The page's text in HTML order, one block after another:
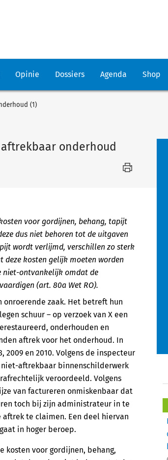
Opinie Dossiers Agenda Shop
(1)
onderhoud
voor gordijnen, behang, tapijt
dus niet behoren tot de uitgaven
wordt verlijmd, verschillen zo sterk
kosten gelijk moeten worden
niet-ontvankelijk omdat de
(art. 80a Wet RO).
onroerende zaak. Het betreft hun
schuur – op verzoek van X een
onderhouden en
aftrek voor het onderhoud. In
2009 en 2010. Volgens de inspecteur
aftrekbaar binnenschilderwerk
veroordeeld. Volgens
van factureren onmiskenbaar dat
toch bij zijn administrateur in te
te claimen. Een deel hiervan
in hoger beroep.
kosten voor gordijnen, behang,